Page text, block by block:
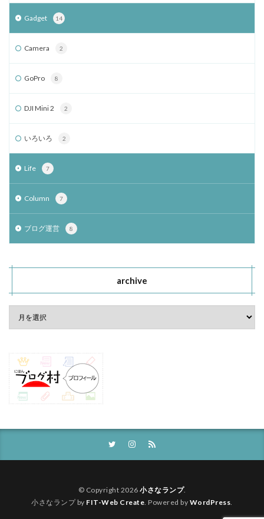
Gadget 14
Camera 2
GoPro 8
DJI Mini 2 2
いろいろ 2
Life 7
Column 7
ブログ運営 8
archive
© Copyright 2026 小さなランプ.
小さなランプ by FIT-Web Create. Powered by WordPress.